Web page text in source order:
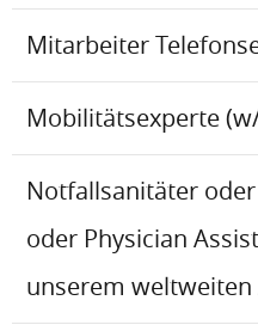
Mitarbeiter
Mobilitätsexperte
Notfallsanitäter
oder Physician
unserem weltweiten